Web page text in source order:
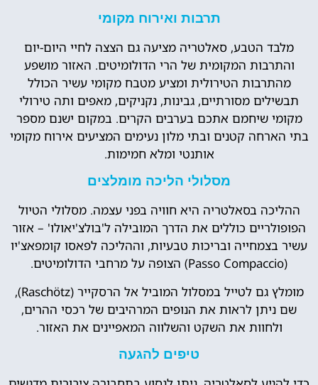
תרבות ואירוח מקומי
מלבד הטבע, סאלטריה מציעה גם הצצה לחיי היום-יום
והתרבות המקומית של הרי הדולומיטים. האזור מושפע
מהתרבות הטירולית ומציע מטבח מקומי עשיר הכולל
תבשילים מסורתיים, גבינות, נקניקים, מאפים ותה טירולי
מקומי שיחמם אתכם בערבים הקרים. במקום ישנם מספר
בתי הארחה קטנים ובתי מלון נעימים המציעים אירוח מקומי
אותנטי ומלא חמימות.
מסלולי הליכה מומלצים
ההליכה בסאלטריה היא חוויה בפני עצמה. מסלולי הטיול
הפופולריים כוללים את הדרך המובילה ל'בולצ'יאולו' – אזור
עשיר בצמחייה ובריכות טבעיות, וההליכה לפאסו קומפאצ'יו
(Passo Compaccio) הצופה על מרחבי הדולומיטים.
מומלץ גם לטייל במסלול המוביל אל הרסקייר (Raschötz),
שם ניתן לראות את הנופים המרהיבים של רכסי ההרים,
ולחוות את השקט והשלווה המאפיינים את האזור.
טיפים להגעה